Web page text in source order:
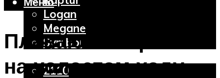
Logan
Megane
Symbol
2110
Плавают обороты
на холостом ходу